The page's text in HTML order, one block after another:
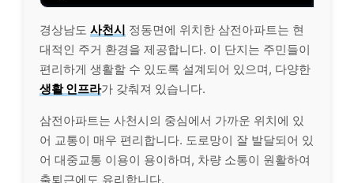
경상남도 사천시 정동면에 위치한 삼전아파트는 현
대적인 주거 환경을 제공합니다. 이 단지는 주민들이
편리하게 생활할 수 있도록 설계되어 있으며, 다양한
생활 인프라가 갖춰져 있습니다.
삼전아파트는 사천시의 중심에서 가까운 위치에 있
어 교통이 매우 편리합니다. 도로망이 잘 발달되어 있
어 대중교통 이용이 용이하며, 차량 소통이 원활하여
출퇴근에도 유리합니다.